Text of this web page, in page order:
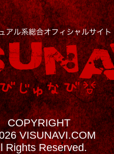
COPYRIGHT
VISUNAVI.COM
Rights Reserved.